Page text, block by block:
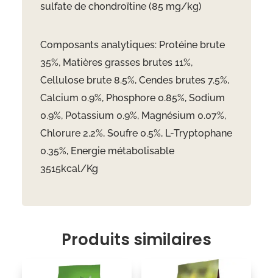
sulfate de chondroïtine (85 mg/kg)
Composants analytiques: Protéine brute
35%, Matières grasses brutes 11%,
Cellulose brute 8.5%, Cendes brutes 7.5%,
Calcium 0.9%, Phosphore 0.85%, Sodium
0.9%, Potassium 0.9%, Magnésium 0.07%,
Chlorure 2.2%, Soufre 0.5%, L-Tryptophane
0.35%, Energie métabolisable
3515kcal/Kg
Produits similaires